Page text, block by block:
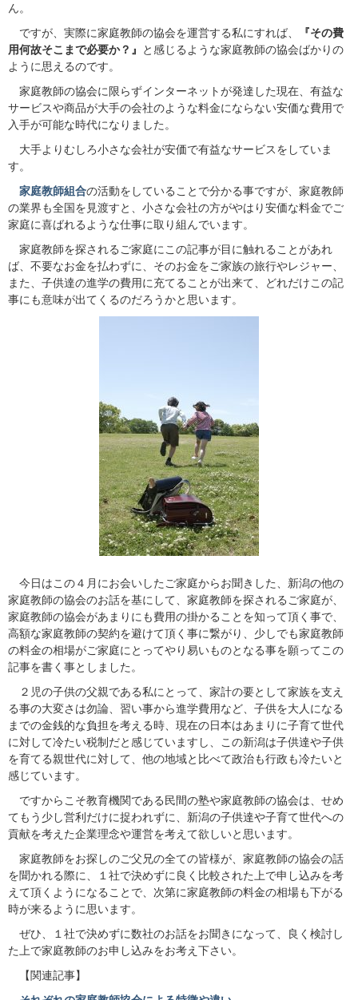
ん。
ですが、実際に家庭教師の協会を運営する私にすれば、
『その費
用何故そこまで必要か？』
と感じるような家庭教師の協会ばかりの
ように思えるのです。
家庭教師の協会に限らずインターネットが発達した現在、有益な
サービスや商品が大手の会社のような料金にならない安価な費用で
入手が可能な時代になりました。
大手よりむしろ小さな会社が安価で有益なサービスをしていま
す。
家庭教師組合の活動をしていることで分かる事ですが、家庭教師
の業界も全国を見渡すと、小さな会社の方がやはり安価な料金でご
家庭に喜ばれるような仕事に取り組んでいます。
家庭教師を探されるご家庭にこの記事が目に触れることがあれ
ば、不要なお金を払わずに、そのお金をご家族の旅行やレジャー、
また、子供達の進学の費用に充てることが出来て、どれだけこの記
事にも意味が出てくるのだろうかと思います。
今日はこの４月にお会いしたご家庭からお聞きした、新潟の他の
家庭教師の協会のお話を基にして、家庭教師を探されるご家庭が、
家庭教師の協会があまりにも費用の掛かることを知って頂く事で、
高額な家庭教師の契約を避けて頂く事に繋がり、少しでも家庭教師
の料金の相場がご家庭にとってやり易いものとなる事を願ってこの
記事を書く事としました。
２児の子供の父親である私にとって、家計の要として家族を支え
る事の大変さは勿論、習い事から進学費用など、子供を大人になる
までの金銭的な負担を考える時、現在の日本はあまりに子育て世代
に対して冷たい税制だと感じていますし、この新潟は子供達や子供
を育てる親世代に対して、他の地域と比べて政治も行政も冷たいと
感じています。
ですからこそ教育機関である民間の塾や家庭教師の協会は、せめ
てもう少し営利だけに捉われずに、新潟の子供達や子育て世代への
貢献を考えた企業理念や運営を考えて欲しいと思います。
家庭教師をお探しのご父兄の全ての皆様が、家庭教師の協会の話
を聞かれる際に、１社で決めずに良く比較された上で申し込みを考
えて頂くようになることで、次第に家庭教師の料金の相場も下がる
時が来るように思います。
ぜひ、１社で決めずに数社のお話をお聞きになって、良く検討し
た上で家庭教師のお申し込みをお考え下さい。
【関連記事】